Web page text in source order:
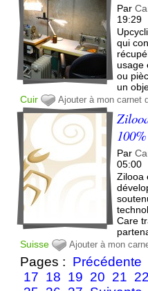
Par
19:29
qui
usage
ou
un
Cuir
Ajouter à mon carnet
Par
05:00
Zilooa
Care
Suisse
Ajouter à mon
Pages : Précédente
17 18 19 20 21 22